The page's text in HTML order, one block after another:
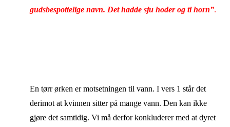
gudsbespottelige navn. Det hadde sju hoder og ti horn”.
En tørr ørken er motsetningen til vann. I vers 1 står det
derimot at kvinnen sitter på mange vann. Den kan ikke
gjøre det samtidig. Vi må derfor konkluderer med at dyret